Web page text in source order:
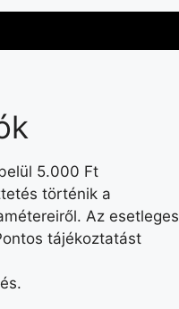
5.000 Ft
történik a
Az esetleges
tájékoztatást